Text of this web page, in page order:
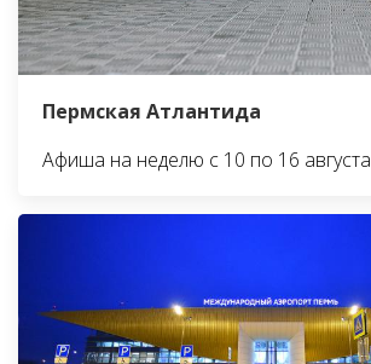
Пермская Атлантида
Афиша на неделю с 10 по 16 августа